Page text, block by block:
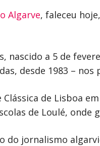
Algarve, faleceu
nascido a 5 de
desde 1983 –
de Lisboa
de Loulé, onde
do jornalismo